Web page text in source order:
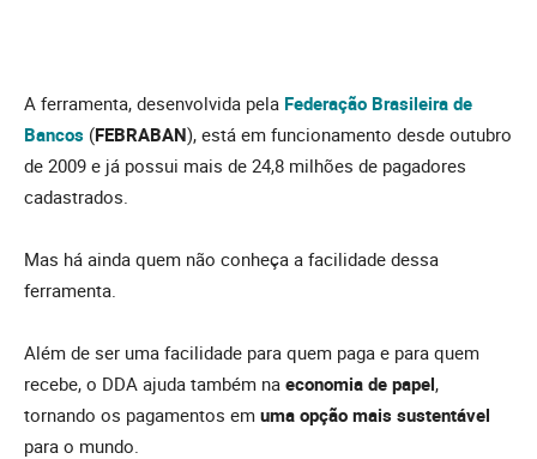
A ferramenta, desenvolvida pela Federação Brasileira de
Bancos (FEBRABAN), está em funcionamento desde outubro
de 2009 e já possui mais de 24,8 milhões de pagadores
cadastrados.
Mas há ainda quem não conheça a facilidade dessa
ferramenta.
Além de ser uma facilidade para quem paga e para quem
recebe, o DDA ajuda também na economia de papel,
tornando os pagamentos em uma opção mais sustentável
para o mundo.